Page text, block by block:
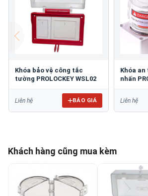
Khóa bảo vệ công tắc
tường PROLOCKEY WSL02
Liên hệ BÁO GIÁ
Khóa
nhấn
Liên hệ
Khách hàng cũng mua kèm